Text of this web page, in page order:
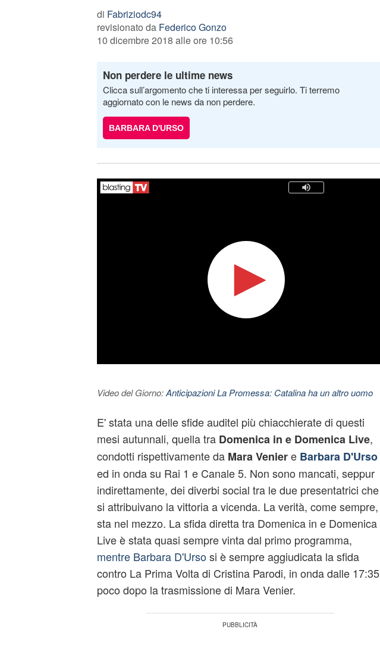
di Fabriziodc94
revisionato da Federico Gonzo
10 dicembre 2018 alle ore 10:56
Non perdere le ultime news
Clicca sull’argomento che ti interessa per seguirlo. Ti terremo
aggiornato con le news da non perdere.
BARBARA D'URSO
Video del Giorno:Anticipazioni La Promessa: Catalina ha un altro uomo
E' stata una delle sfide auditel più chiacchierate di questi
mesi autunnali, quella tra Domenica in e Domenica Live,
condotti rispettivamente da Mara Veniere Barbara D'Urso
ed in onda su Rai 1 e Canale 5. Non sono mancati, seppur
indirettamente, dei diverbi social tra le due presentatrici che
si attribuivano la vittoria a vicenda. La verità, come sempre,
sta nel mezzo. La sfida diretta tra Domenica in e Domenica
Live è stata quasi sempre vinta dal primo programma,
mentre Barbara D'Ursosi è sempre aggiudicata la sfida
contro La Prima Volta di Cristina Parodi, in onda dalle 17:35
poco dopo la trasmissione di Mara Venier.